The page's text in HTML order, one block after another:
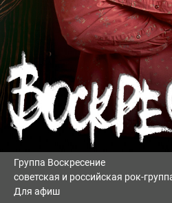
Группа Воскресение
советская и российская рок-
Для афиш